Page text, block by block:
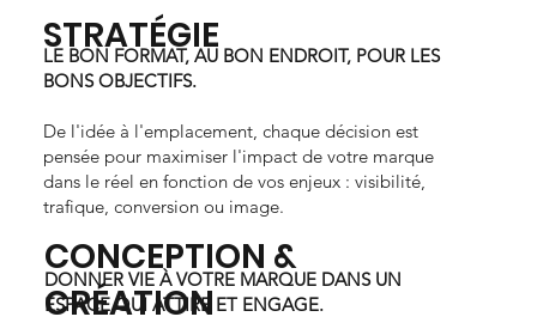
DONNER VIE À VOTRE MARQUE DANS UN
ESPACE QUI ATTIRE ET ENGAGE.
CONCEPTION &
CRÉATION
LE BON FORMAT, AU BON ENDROIT, POUR LES
BONS OBJECTIFS.
De l'idée à l'emplacement, chaque décision est
pensée pour maximiser l'impact de votre marque
dans le réel en fonction de vos enjeux : visibilité,
trafique, conversion ou image.
STRATÉGIE